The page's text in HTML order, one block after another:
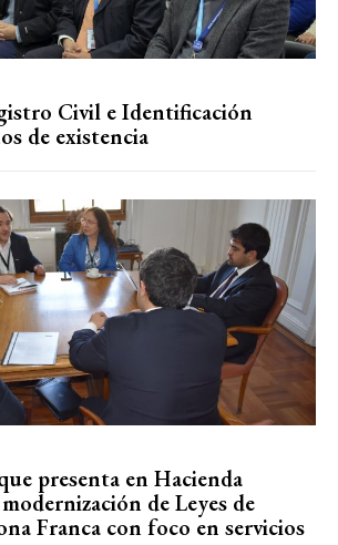
Civil e Identificación
de existencia
presenta en Hacienda
de Leyes de
Franca con foco en servicios